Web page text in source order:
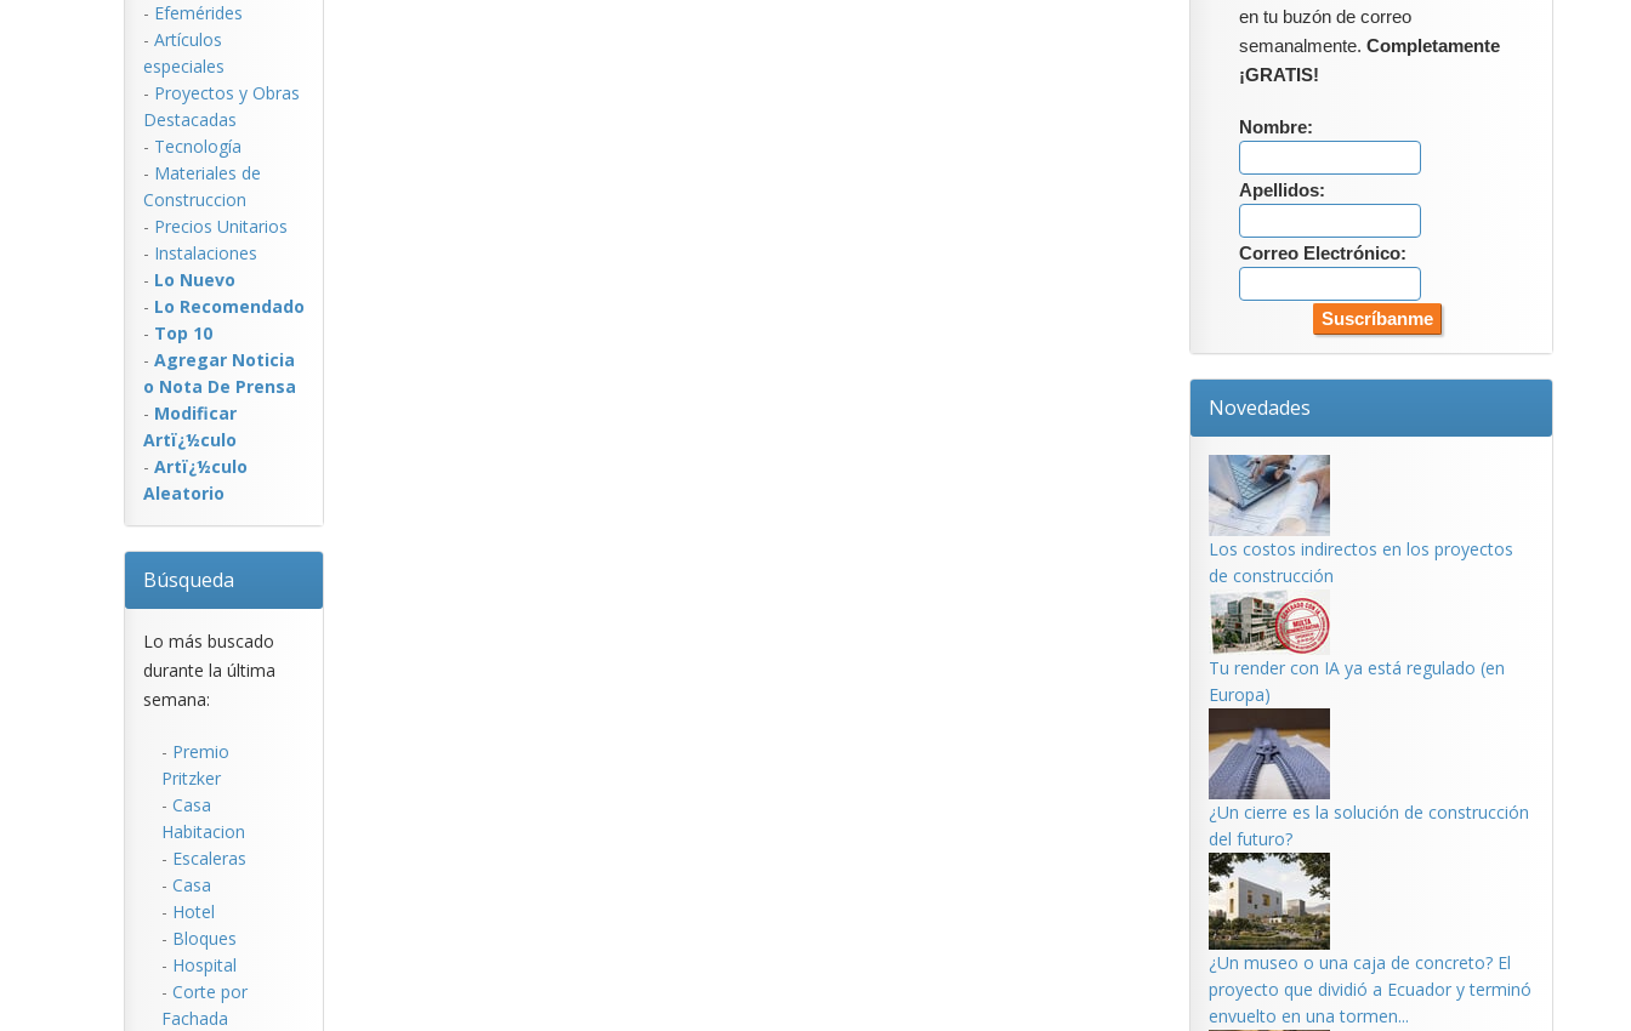
- Efemérides
- Artículos
especiales
- Proyectos y Obras
Destacadas
- Tecnología
- Materiales de
Construccion
- Precios Unitarios
- Instalaciones
- Lo Nuevo
- Lo Recomendado
- Top 10
- Agregar Noticia
o Nota De Prensa
- Modificar
Artï¿½culo
- Artï¿½culo
Aleatorio
Búsqueda
Lo más buscado
durante la última
semana:
- Premio
Pritzker
- Casa
Habitacion
- Escaleras
- Casa
- Hotel
- Bloques
- Hospital
- Corte por
Fachada
en tu buzón de correo
semanalmente. Completamente
¡GRATIS!
Nombre:
Apellidos:
Correo Electrónico:
Novedades
Los costos indirectos en los proyectos
de construcción
Tu render con IA ya está regulado (en
Europa)
¿Un cierre es la solución de construcción
del futuro?
¿Un museo o una caja de concreto? El
proyecto que dividió a Ecuador y terminó
envuelto en una tormen...